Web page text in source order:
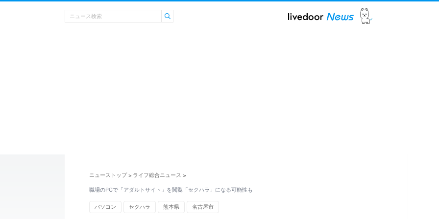
ニューストップ > ライフ総合ニュース >
職場のPCで「アダルトサイト」を閲覧「セクハラ」になる可能性も
パソコン セクハラ 熊本県 名古屋市